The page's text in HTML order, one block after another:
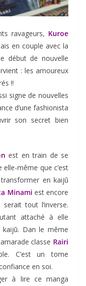
ravageurs, Kuroe
en couple avec la
début de nouvelle
: les amoureux
!!
signe de nouvelles
d’une fashionista
son secret bien
est en train de se
même que c’est
en kaijū
Minami est encore
tout l’inverse.
attaché à elle
kaijū. Dan le même
classe Rairi
C’est un tome
en soi.
à lire ce manga